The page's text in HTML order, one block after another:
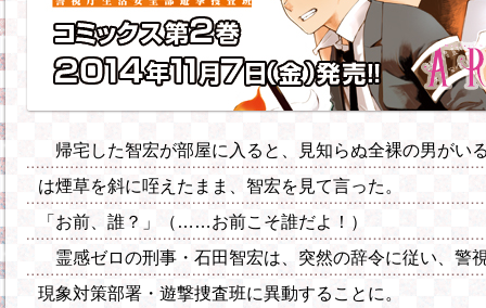
帰宅した智宏が部屋に入ると、見知らぬ全裸の男がい
は煙草を斜に咥えたまま、智宏を見て言った。
「お前、誰？」（……お前こそ誰だよ！）
霊感ゼロの刑事・石田智宏は、突然の辞令に従い、警
現象対策部署・遊撃捜査班に異動することに。